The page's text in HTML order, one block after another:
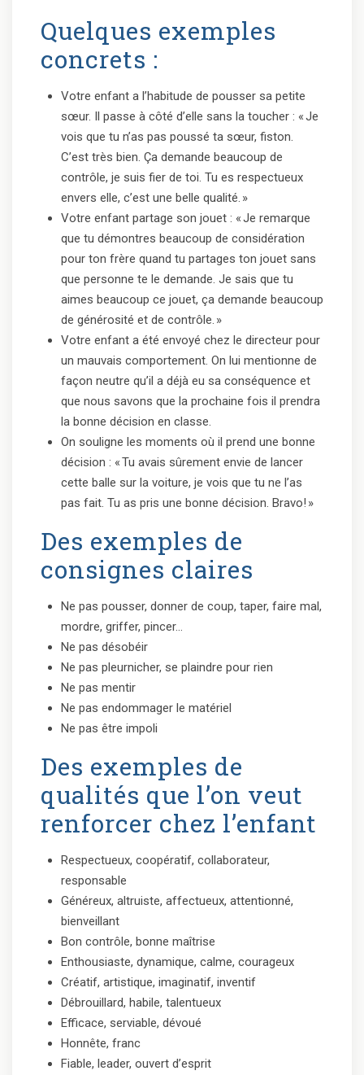
Quelques exemples
concrets :
Votre enfant a l’habitude de pousser sa petite
sœur. Il passe à côté d’elle sans la toucher : « Je
vois que tu n’as pas poussé ta sœur, fiston.
C’est très bien. Ça demande beaucoup de
contrôle, je suis fier de toi. Tu es respectueux
envers elle, c’est une belle qualité. »
Votre enfant partage son jouet : « Je remarque
que tu démontres beaucoup de considération
pour ton frère quand tu partages ton jouet sans
que personne te le demande. Je sais que tu
aimes beaucoup ce jouet, ça demande beaucoup
de générosité et de contrôle. »
Votre enfant a été envoyé chez le directeur pour
un mauvais comportement. On lui mentionne de
façon neutre qu’il a déjà eu sa conséquence et
que nous savons que la prochaine fois il prendra
la bonne décision en classe.
On souligne les moments où il prend une bonne
décision : « Tu avais sûrement envie de lancer
cette balle sur la voiture, je vois que tu ne l’as
pas fait. Tu as pris une bonne décision. Bravo! »
Des exemples de
consignes claires
Ne pas pousser, donner de coup, taper, faire mal,
mordre, griffer, pincer…
Ne pas désobéir
Ne pas pleurnicher, se plaindre pour rien
Ne pas mentir
Ne pas endommager le matériel
Ne pas être impoli
Des exemples de
qualités que l’on veut
renforcer chez l’enfant
Respectueux, coopératif, collaborateur,
responsable
Généreux, altruiste, affectueux, attentionné,
bienveillant
Bon contrôle, bonne maîtrise
Enthousiaste, dynamique, calme, courageux
Créatif, artistique, imaginatif, inventif
Débrouillard, habile, talentueux
Efficace, serviable, dévoué
Honnête, franc
Fiable, leader, ouvert d’esprit